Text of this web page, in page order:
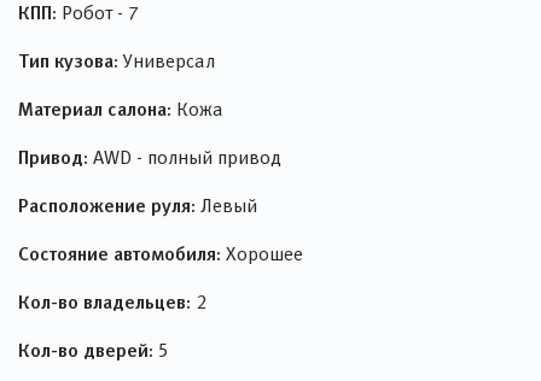
КПП: Робот - 7
Тип кузова: Универсал
Материал салона: Кожа
Привод: AWD - полный привод
Расположение руля: Левый
Состояние автомобиля: Хорошее
Кол-во владельцев: 2
Кол-во дверей: 5